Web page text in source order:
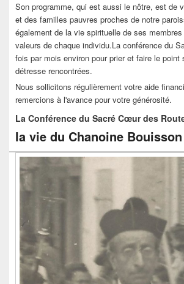
Son programme, qui est aussi le nôtre, est de
et des familles pauvres proches de notre
également de la vie spirituelle de ses
valeurs de chaque individu.La conférence du
fois par mois environ pour prier et faire le
détresse rencontrées.
Nous sollicitons régulièrement votre aide
remercions à l'avance pour votre générosité.
La Conférence du Sacré Cœur des
la vie du Chanoine Bouisson